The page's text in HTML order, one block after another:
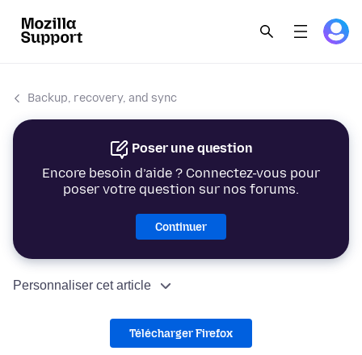
Backup, recovery, and sync
Poser une question
Encore besoin d’aide ? Connectez-vous pour
poser votre question sur nos forums.
Continuer
Personnaliser cet article
Télécharger Firefox